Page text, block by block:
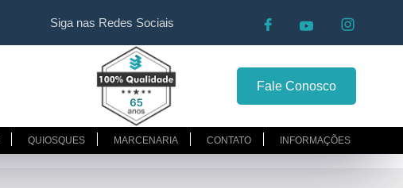
Siga nas Redes Sociais
Fale Conosco
QUIOSQUES MARCENARIA CONTATO INFORMAÇÕES